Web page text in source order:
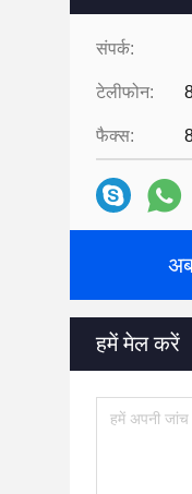
संपर्क:
टेलीफोन:
फैक्स:
हमें मेल करें